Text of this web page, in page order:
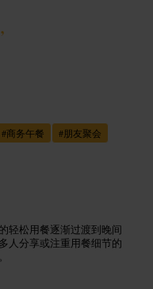
#商务午餐 #朋友聚会
轻松用餐逐渐过渡到晚间
人分享或注重用餐细节的